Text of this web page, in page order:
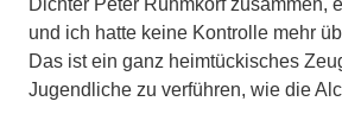
Dichter Peter Rühmkorf zusammen,
und ich hatte keine Kontrolle mehr
Das ist ein ganz heimtückisches
Jugendliche zu verführen, wie die